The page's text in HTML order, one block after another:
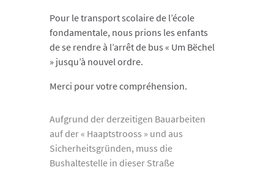
Pour le transport scolaire de l’école
fondamentale, nous prions les enfants
de se rendre à l’arrêt de bus « Um Bëchel
» jusqu’à nouvel ordre.
Merci pour votre compréhension.
Aufgrund der derzeitigen Bauarbeiten
auf der « Haaptstrooss » und aus
Sicherheitsgründen, muss die
Bushaltestelle in dieser Straße